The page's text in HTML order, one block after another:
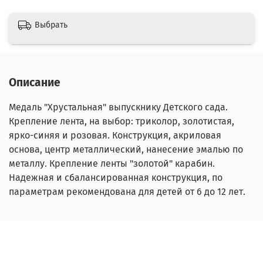
Выбрать
Описание
Медаль "Хрустальная" выпускнику Детского сада.
Крепление лента, на выбор: триколор, золотистая,
ярко-синяя и розовая. Конструкция, акриловая
основа, центр металлический, нанесение эмалью по
металлу. Крепление ленты "золотой" карабин.
Надежная и сбалансированная конструкция, по
параметрам рекомендована для детей от 6 до 12 лет.